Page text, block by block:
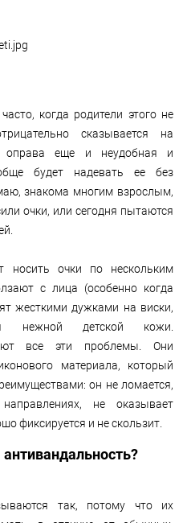
когда родители этого не
сказывается на
оправа еще и неудобная и
будет надевать ее без
знакома многим взрослым,
очки, или сегодня пытаются
носить очки по нескольким
с лица (особенно когда
жесткими дужками на виски,
нежной детской кожи.
все эти проблемы. Они
материала, который
он не ломается,
не оказывает
фиксируется и не скользит.
так, потому что их